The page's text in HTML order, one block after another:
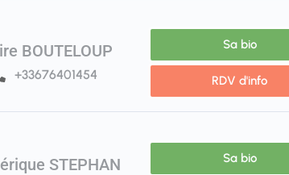
BOUTELOUP
+33676401454
Sa bio
RDV d'info
STEPHAN Sa bio